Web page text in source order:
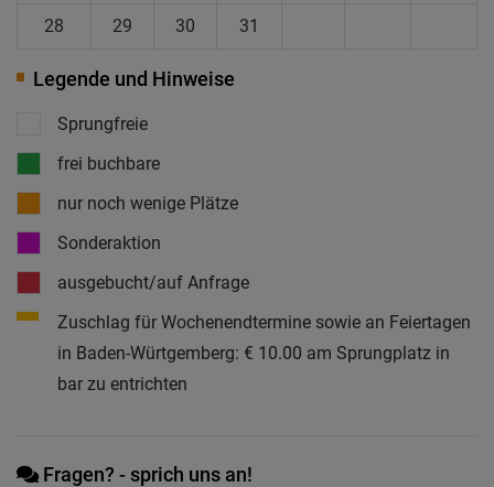
28 29 30 31
Legende und Hinweise
Sprungfreie
frei buchbare
nur noch wenige Plätze
Sonderaktion
ausgebucht/auf Anfrage
Zuschlag für Wochenendtermine sowie an Feiertagen
in Baden-Würtgemberg: € 10.00 am Sprungplatz in
bar zu entrichten
Fragen? - sprich uns an!